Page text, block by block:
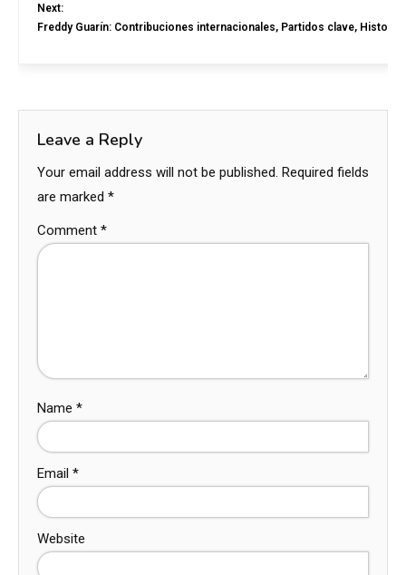
Next:
Freddy Guarín: Contribuciones internacionales, Partidos clave, Historia
Leave a Reply
Your email address will not be published. Required fields
are marked *
Comment *
Name *
Email *
Website